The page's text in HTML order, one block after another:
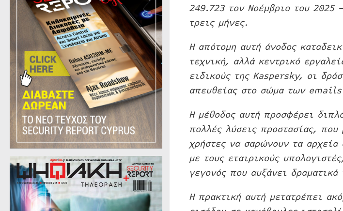
249.723 τον Νοέμβριο του 2025
τρεις μήνες.
Η απότομη αυτή άνοδος
τεχνική, αλλά κεντρικό
ειδικούς της Kaspersky, οι
απευθείας στο σώμα των emails
Η μέθοδος αυτή προσφέρει
πολλές λύσεις προστασίας,
χρήστες να σαρώνουν τα
με τους εταιρικούς
γεγονός που αυξάνει
Η πρακτική αυτή μετατρέπει